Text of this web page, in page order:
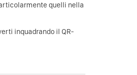
quelli nella
inquadrando il QR-